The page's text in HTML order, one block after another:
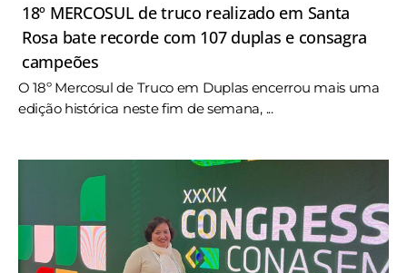
18º MERCOSUL de truco realizado em Santa
Rosa bate recorde com 107 duplas e consagra
campeões
O 18º Mercosul de Truco em Duplas encerrou mais uma
edição histórica neste fim de semana, ...